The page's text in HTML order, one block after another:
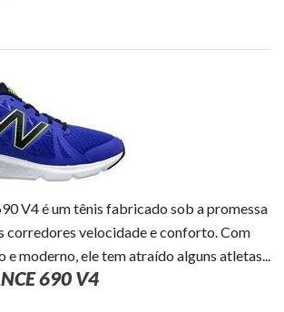
V4 é um tênis fabricado sob a promessa
corredores velocidade e conforto. Com
e moderno, ele tem atraído alguns atletas...
690 V4